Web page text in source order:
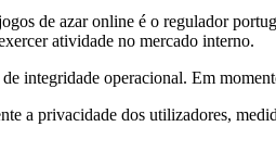
de azar online é o regulador
atividade no mercado interno.
integridade operacional. Em
a privacidade dos utilizadores,